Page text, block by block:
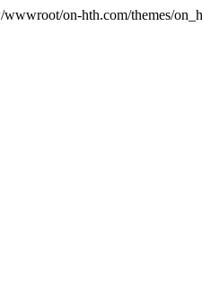
on-hth.com/themes/